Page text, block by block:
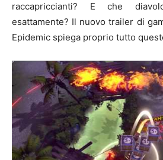
raccapriccianti? E che
esattamente? Il nuovo trailer di
Epidemic spiega proprio tutto